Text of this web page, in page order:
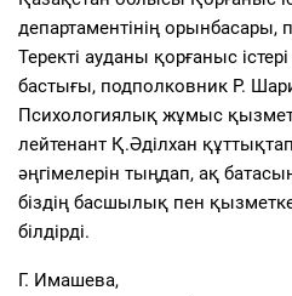
департаментінің
Теректі ауданы қорғаныс
бастығы, подполковник Р.
Психологиялық жұмыс
лейтенант Қ.Әділхан
әңгімелерін тыңдап, ақ
біздің басшылық пен
білдірді.
Г. Имашева,